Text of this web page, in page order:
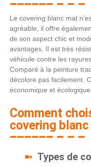
Le covering blanc mat
agréable, il offre
de son aspect chic et
avantages. Il est très
véhicule contre les
Comparé à la peinture
décolore pas facilement.
économique et
Comment
covering
Types de